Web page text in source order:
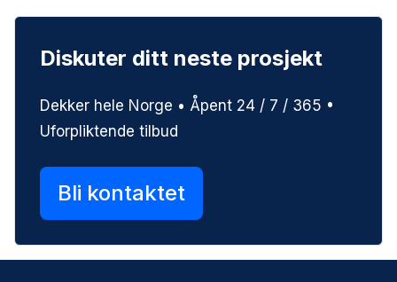
Diskuter ditt neste prosjekt
Dekker hele Norge • Åpent 24 / 7 / 365 •
Uforpliktende tilbud
Bli kontaktet